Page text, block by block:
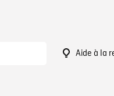
Aide à la